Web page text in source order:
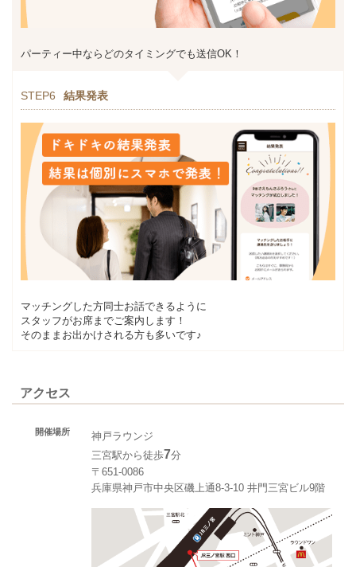
パーティー中ならどのタイミングでも送信OK！
STEP6 結果発表
マッチングした方同士お話できるように
スタッフがお席までご案内します！
そのままお出かけされる方も多いです♪
アクセス
開催場所
神戸ラウンジ
三宮駅から徒歩7分
〒651-0086
兵庫県神戸市中央区磯上通8-3-10 井門三宮ビル9階